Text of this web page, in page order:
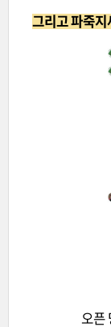
그리고 파죽지
오픈